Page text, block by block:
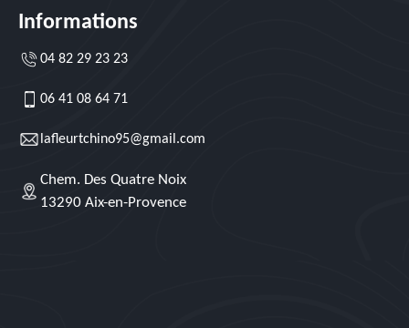
Informations
04 82 29 23 23
06 41 08 64 71
lafleurtchino95@gmail.com
Chem. Des Quatre Noix
13290 Aix-en-Provence